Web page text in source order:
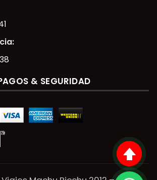
& SEGURIDAD